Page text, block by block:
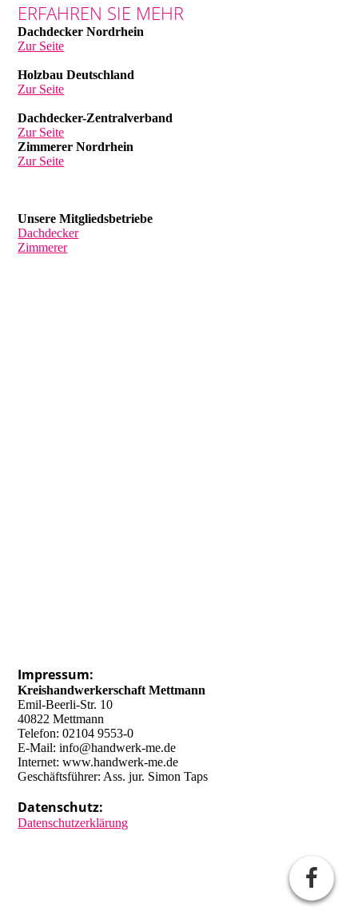
ERFAHREN SIE MEHR
Dachdecker Nordrhein
Zur Seite
Holzbau Deutschland
Zur Seite
Dachdecker-Zentralverband
Zur Seite
Zimmerer Nordrhein
Zur Seite
Unsere Mitgliedsbetriebe
Dachdecker
Zimmerer
Impressum:
Kreishandwerkerschaft Mettmann
Emil-Beerli-Str. 10
40822 Mettmann
Telefon: 02104 9553-0
E-Mail: info@handwerk-me.de
Internet: www.handwerk-me.de
Geschäftsführer: Ass. jur. Simon Taps
Datenschutz:
Datenschutzerklärung